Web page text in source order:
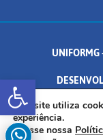
Abrir a
UNIFORMG
AV. DR. ARNALDO DE
Este site utiliza
experiência.
Acesse nossa